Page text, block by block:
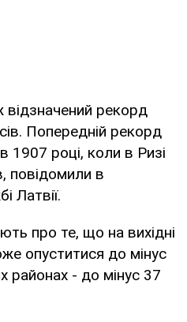
відзначений рекорд
Попередній рекорд
1907 році, коли в Ризі
повідомили в
Латвії.
про те, що на вихідні
опуститися до мінус
районах - до мінус 37